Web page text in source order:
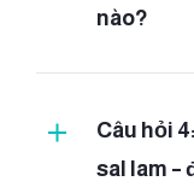
nào?
Câu hỏi
sal lam –